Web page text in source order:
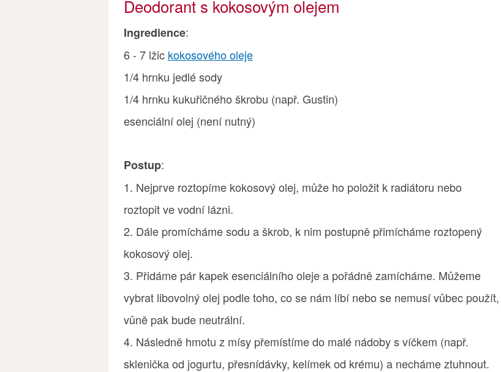
Deodorant s kokosovým olejem
Ingredience:
6 - 7 lžic kokosového oleje
1/4 hrnku jedlé sody
1/4 hrnku kukuřičného škrobu (např. Gustin)
esenciální olej (není nutný)
Postup:
1. Nejprve roztopíme kokosový olej, může ho položit k radiátoru nebo
roztopit ve vodní lázni.
2. Dále promícháme sodu a škrob, k nim postupně přimícháme roztopený
kokosový olej.
3. Přidáme pár kapek esenciálního oleje a pořádně zamícháme. Můžeme
vybrat libovolný olej podle toho, co se nám líbí nebo se nemusí vůbec použít,
vůně pak bude neutrální.
4. Následně hmotu z mísy přemístíme do malé nádoby s víčkem (např.
sklenička od jogurtu, přesnídávky, kelímek od krému) a necháme ztuhnout.